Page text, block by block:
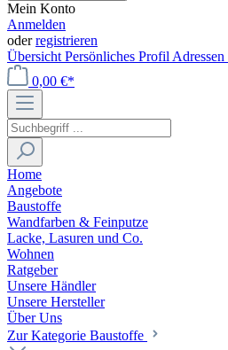
Mein Konto
Anmelden
oderregistrieren
Übersicht Persönliches Profil Adressen
0,00 €*
Home
Angebote
Baustoffe
Wandfarben & Feinputze
Lacke, Lasuren und Co.
Wohnen
Ratgeber
Unsere Händler
Unsere Hersteller
Über Uns
Zur Kategorie Baustoffe